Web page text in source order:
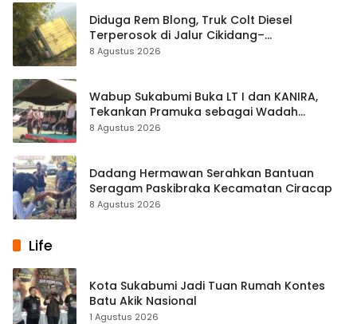
Diduga Rem Blong, Truk Colt Diesel
Terperosok di Jalur Cikidang–
Palabuhanratu
8 Agustus 2026
Wabup Sukabumi Buka LT I dan KANIRA,
Tekankan Pramuka sebagai Wadah
Pembentukan Karakter
8 Agustus 2026
Dadang Hermawan Serahkan Bantuan
Seragam Paskibraka Kecamatan Ciracap
8 Agustus 2026
Life
Kota Sukabumi Jadi Tuan Rumah Kontes
Batu Akik Nasional
1 Agustus 2026